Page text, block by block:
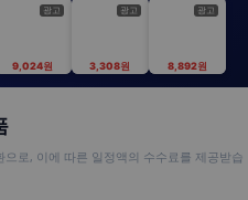
광고
9,024원
광고
3,308원
광고
8,892원
로, 이에 따른 일정액의 수수료를 제공받습